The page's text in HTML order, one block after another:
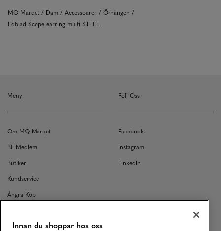
MQ Marqet Dam Accessoarer
Örhängen
Edblad Scope earring multi STEEL
Meny
Om MQ Marqet
Bli Medlem
Butiker
Kundservice
Ångra Köp
Returer
Följ Oss
Facebook
Instagram
LinkedIn
Innan du shoppar hos oss